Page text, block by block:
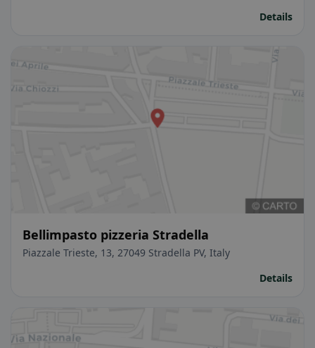
Details
Bellimpasto pizzeria Stradella
Piazzale Trieste, 13, 27049 Stradella PV, Italy
Details